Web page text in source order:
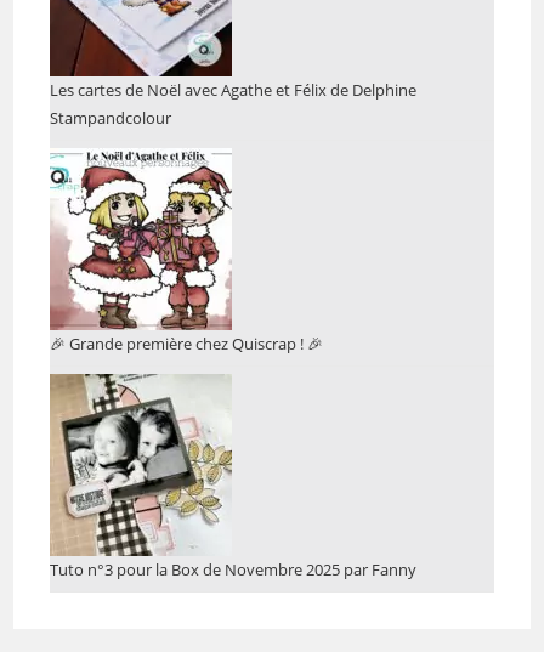
Les cartes de Noël avec Agathe et Félix de Delphine
Stampandcolour
🎉 Grande première chez Quiscrap ! 🎉
Tuto n°3 pour la Box de Novembre 2025 par Fanny